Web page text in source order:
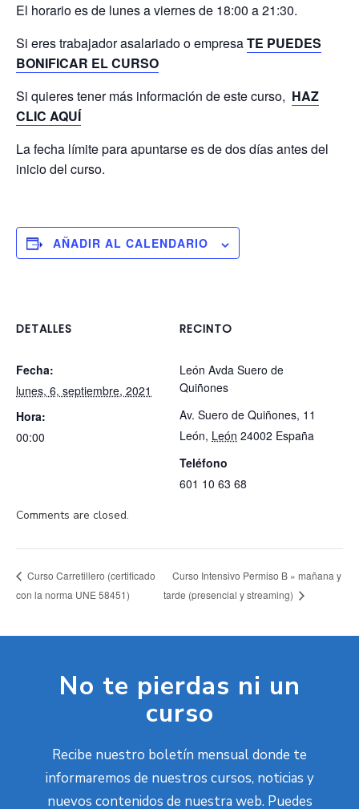
El horario es de lunes a viernes de 18:00 a 21:30.
Si eres trabajador asalariado o empresaTE PUEDES
BONIFICAR EL CURSO
Si quieres tener más información de este curso, HAZ
CLIC AQUÍ
La fecha límite para apuntarse es de dos días antes del
inicio del curso.
AÑADIR AL CALENDARIO
DETALLES
Fecha:
lunes, 6, septiembre, 2021
Hora:
00:00
RECINTO
León Avda Suero de
Quiñones
Av. Suero de Quiñones, 11
León, León 24002 España
Teléfono
601 10 63 68
Comments are closed.
Curso Carretillero (certificado
con la norma UNE 58451)
Curso Intensivo Permiso B » mañana y
tarde (presencial y streaming)
No te pierdas ni un
curso
Recibe nuestro boletín mensual donde te
informaremos de nuestros cursos, noticias y
nuevos contenidos de nuestra web. Puedes